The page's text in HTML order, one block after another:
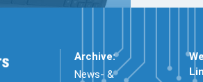
Archive:
News- &